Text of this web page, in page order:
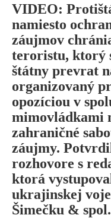
VIDEO:
namiesto
záujmov
teroristu, ktorý
štátny prevrat
organizovaný
opozíciou v
mimovládkami
zahraničné
záujmy.
rozhovore s
ktorá
ukrajinskej
Šimečku & spol.